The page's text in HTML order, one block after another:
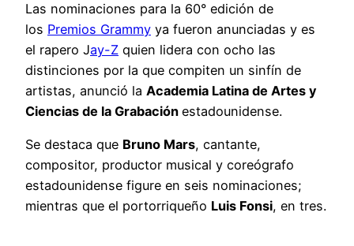
Las nominaciones para la 60° edición de
los Premios Grammy ya fueron anunciadas y es
el rapero Jay-Z quien lidera con ocho las
distinciones por la que compiten un sinfín de
artistas, anunció la Academia Latina de Artes y
Ciencias de la Grabación estadounidense.
Se destaca que Bruno Mars, cantante,
compositor, productor musical y coreógrafo
estadounidense figure en seis nominaciones;
mientras que el portorriqueño Luis Fonsi, en tres.